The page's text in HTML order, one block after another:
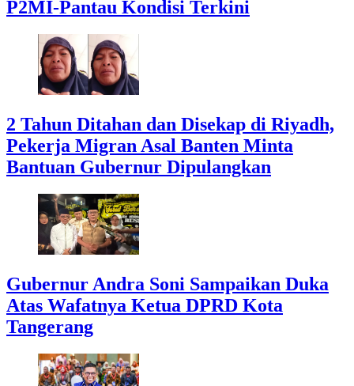
P2MI-Pantau Kondisi Terkini
2 Tahun Ditahan dan Disekap di Riyadh,
Pekerja Migran Asal Banten Minta
Bantuan Gubernur Dipulangkan
Gubernur Andra Soni Sampaikan Duka
Atas Wafatnya Ketua DPRD Kota
Tangerang